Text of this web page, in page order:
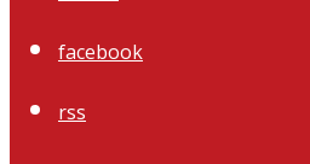
facebook
rss